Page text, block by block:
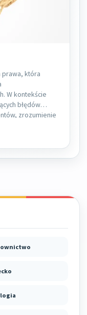
która
W kontekście
błędów
zrozumienie